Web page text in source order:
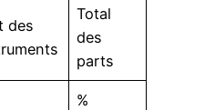
des
Total
des
parts
%